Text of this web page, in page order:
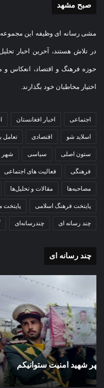
صبح مشهد
مشی رسانه ای وظیفه این مجموعه
در تلاش هستند، آخرین اخبار
حوزه فرهنگ و اقتصاد، انعکاس و
اختیار مخاطبان خود بگذارند.
اجتماعی اخبار افغانستان
اسلاید شو اقتصادی تعامل
ستون اصلی سیاسی شهر
فرهنگی فعالیت های اجتماعی
مصاحبه‌ها مقالات و تحلیل‌ها
پایتخت فرهنگ اسلامی پایتخت
چند رسانه ای چندرسانه‌ای
چند رسانه ای
آغاز
سال
تحصیلی
دبیرستان
نمونه
دولتی
دخترانه
1403-07-02
گزارش تصویری آغاز سال
دخترانه کوثر با
شهر مشهد